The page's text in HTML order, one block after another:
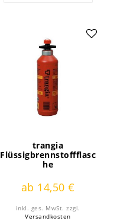
trangia
Flüssigbrennstoffflasc
he
ab 14,50 €
inkl. ges. MwSt. zzgl.
Versandkosten